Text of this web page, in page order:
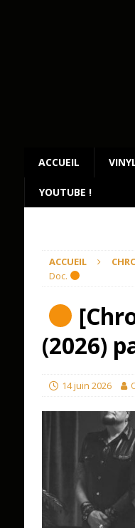
ACCUEIL
YOUTUBE !
ACCUEIL
Doc.
(2026)
14 juin 2026